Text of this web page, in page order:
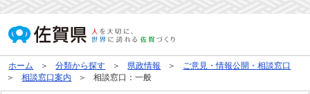
ホーム 分類から探す 県政情報
ご意見・情報公開・相談窓口
相談窓口案内
相談窓口：一般